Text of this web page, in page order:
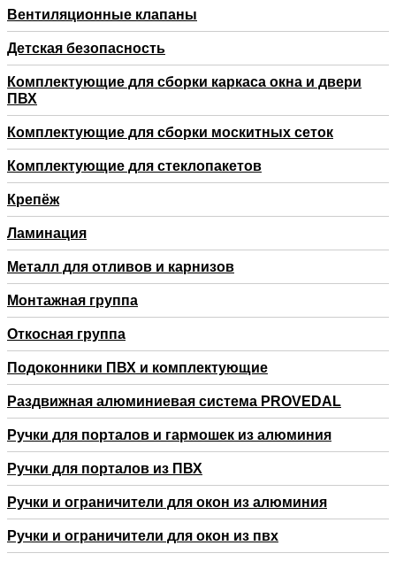
Вентиляционные клапаны
Детская безопасность
Комплектующие для сборки каркаса окна и двери
ПВХ
Комплектующие для сборки москитных сеток
Комплектующие для стеклопакетов
Крепёж
Ламинация
Металл для отливов и карнизов
Монтажная группа
Откосная группа
Подоконники ПВХ и комплектующие
Раздвижная алюминиевая система PROVEDAL
Ручки для порталов и гармошек из алюминия
Ручки для порталов из ПВХ
Ручки и ограничители для окон из алюминия
Ручки и ограничители для окон из пвх